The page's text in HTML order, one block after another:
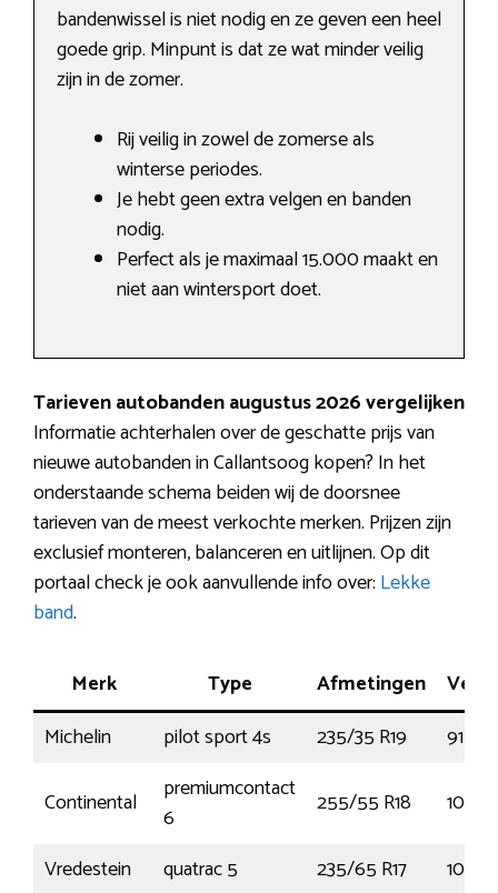
bandenwissel is niet nodig en ze geven een heel
goede grip. Minpunt is dat ze wat minder veilig
zijn in de zomer.
Rij veilig in zowel de zomerse als
winterse periodes.
Je hebt geen extra velgen en banden
nodig.
Perfect als je maximaal 15.000 maakt en
niet aan wintersport doet.
Tarieven autobanden augustus 2026 vergelijken
Informatie achterhalen over de geschatte prijs van
nieuwe autobanden in Callantsoog kopen? In het
onderstaande schema beiden wij de doorsnee
tarieven van de meest verkochte merken. Prijzen zijn
exclusief monteren, balanceren en uitlijnen. Op dit
portaal check je ook aanvullende info over: Lekke
band.
Merk Type Afmetingen
Michelin
pilot sport 4s 235/35 R19
91Y
Continental
premiumcontact
6
255/55 R18
109Y
Vredestein
quatrac 5 235/65 R17
108V